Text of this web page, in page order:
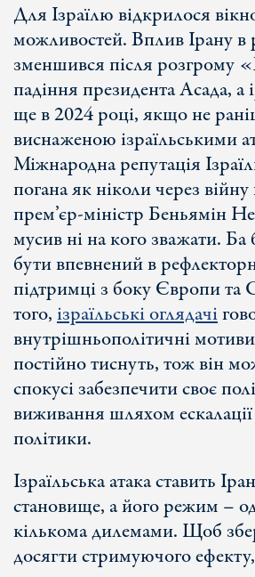
Для Ізраїлю відкрилося
можливостей. Вплив Ірану в
зменшився після розгрому
падіння президента Асада,
ще в 2024 році, якщо не
виснаженою ізраїльськими
Міжнародна репутація
погана як ніколи через війну
прем’єр-міністр Беньямін
мусив ні на кого зважати. Ба
бути впевнений в
підтримці з боку Європи
того,ізраїльські оглядачі
внутрішньополітичні
постійно тиснуть, тож він
спокусі забезпечити своє
виживання шляхом
політики.
Ізраїльська атака ставить
становище, а його режим –
кількома дилемами. Щоб
досягти стримуючого